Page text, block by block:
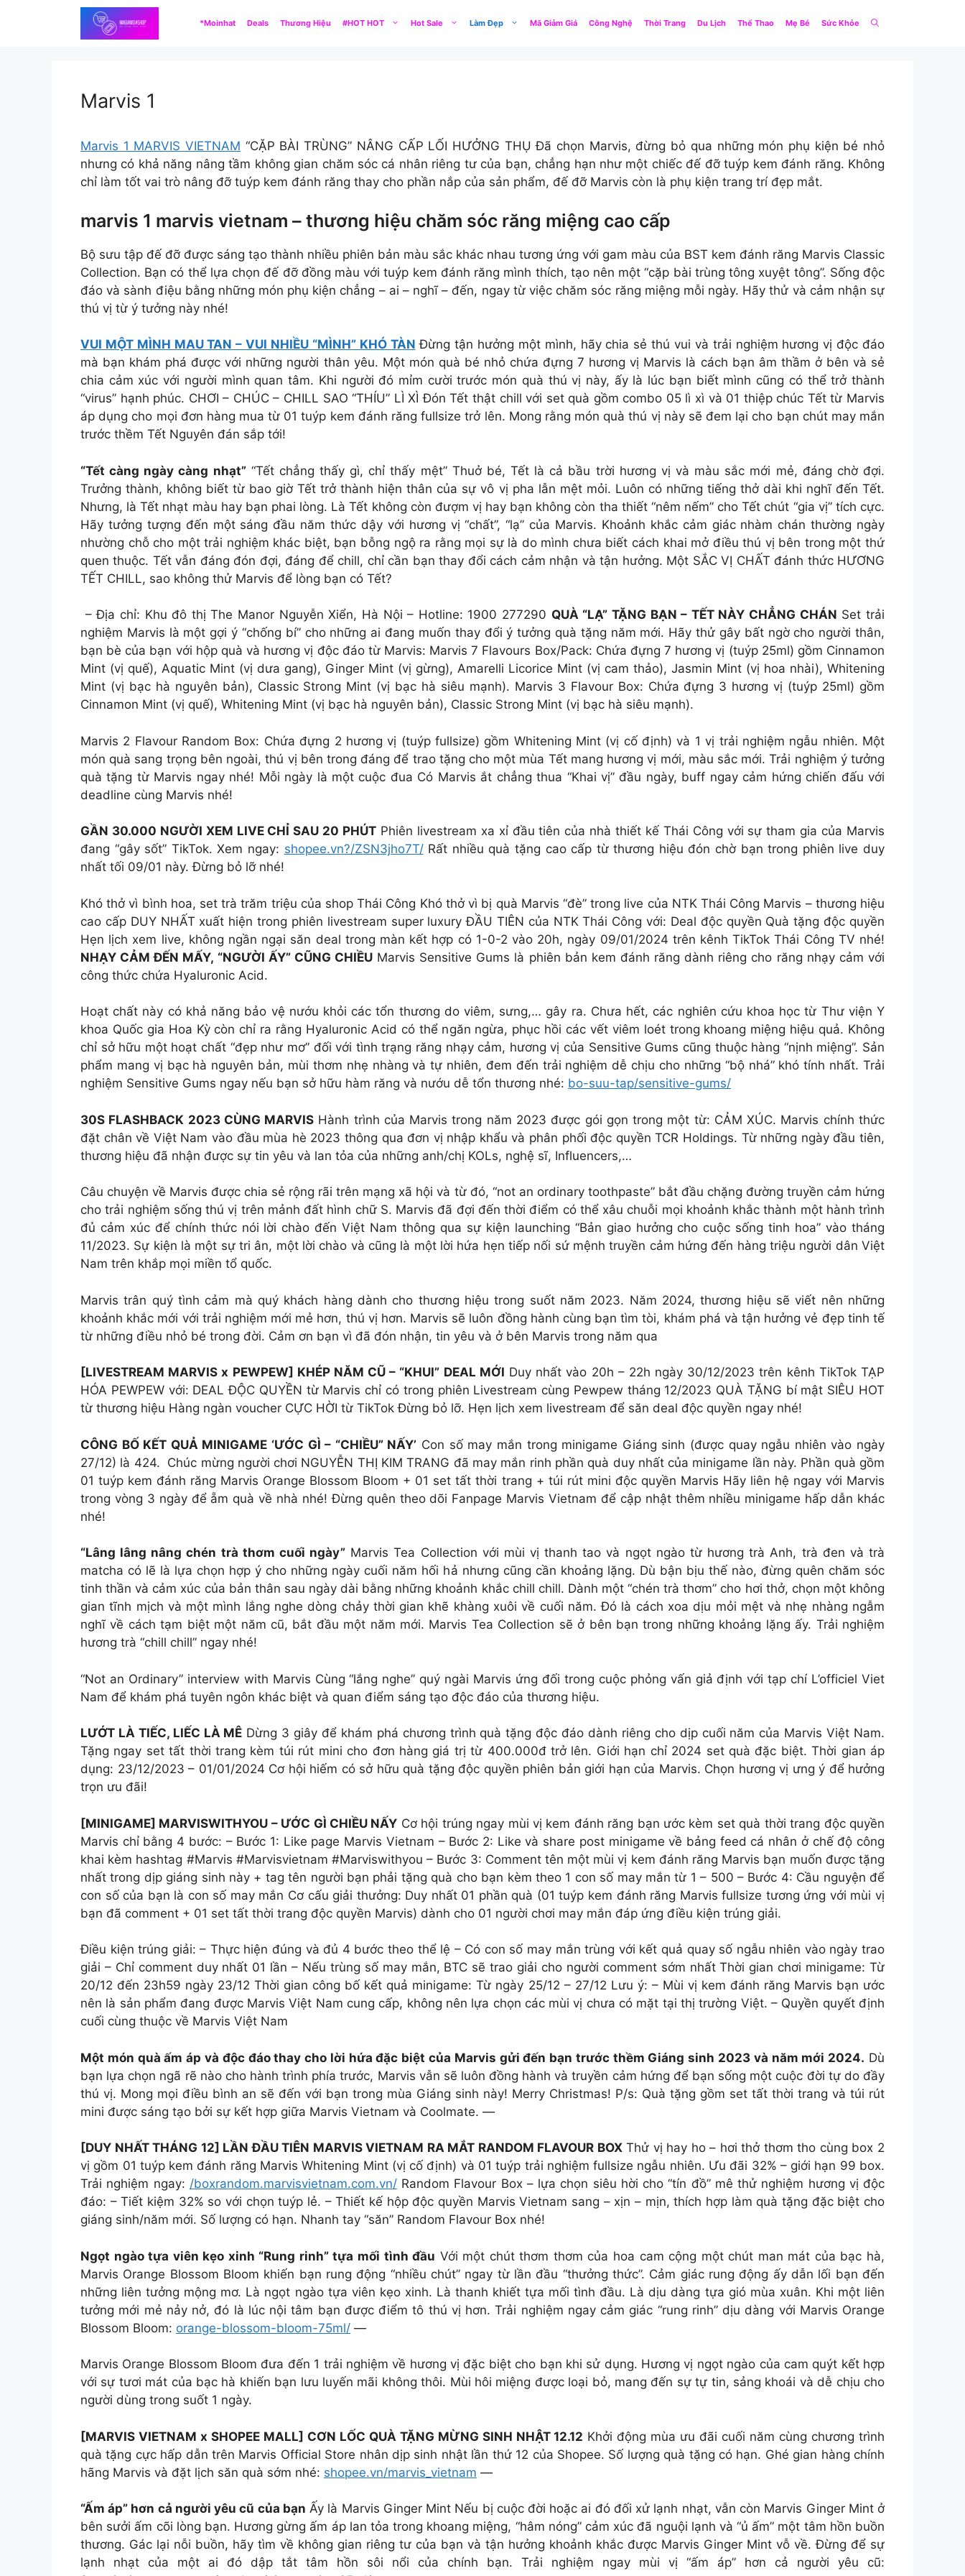
*Moinhat Deals Thương Hiệu #HOT HOT Hot Sale Làm Đẹp Mã Giảm Giá Công Nghệ Thời Trang Du Lịch Thể Thao Mẹ Bé Sức Khỏe
Marvis 1
Marvis 1 MARVIS VIETNAM “CẶP BÀI TRÙNG” NÂNG CẤP LỐI HƯỞNG THỤ Đã chọn Marvis, đừng bỏ qua những món phụ kiện bé nhỏ
nhưng có khả năng nâng tầm không gian chăm sóc cá nhân riêng tư của bạn, chẳng hạn như một chiếc đế đỡ tuýp kem đánh răng. Không
chỉ làm tốt vai trò nâng đỡ tuýp kem đánh răng thay cho phần nắp của sản phẩm, đế đỡ Marvis còn là phụ kiện trang trí đẹp mắt.
marvis 1 marvis vietnam – thương hiệu chăm sóc răng miệng cao cấp
Bộ sưu tập đế đỡ được sáng tạo thành nhiều phiên bản màu sắc khác nhau tương ứng với gam màu của BST kem đánh răng Marvis Classic
Collection. Bạn có thể lựa chọn đế đỡ đồng màu với tuýp kem đánh răng mình thích, tạo nên một “cặp bài trùng tông xuyệt tông”. Sống độc
đáo và sành điệu bằng những món phụ kiện chẳng – ai – nghĩ – đến, ngay từ việc chăm sóc răng miệng mỗi ngày. Hãy thử và cảm nhận sự
thú vị từ ý tưởng này nhé!
VUI MỘT MÌNH MAU TAN – VUI NHIỀU “MÌNH” KHÓ TÀN Đừng tận hưởng một mình, hãy chia sẻ thú vui và trải nghiệm hương vị độc đáo
mà bạn khám phá được với những người thân yêu. Một món quà bé nhỏ chứa đựng 7 hương vị Marvis là cách bạn âm thầm ở bên và sẻ
chia cảm xúc với người mình quan tâm. Khi người đó mỉm cười trước món quà thú vị này, ấy là lúc bạn biết mình cũng có thể trở thành
“virus” hạnh phúc. CHƠI – CHÚC – CHILL SAO “THÍU” LÌ XÌ Đón Tết thật chill với set quà gồm combo 05 lì xì và 01 thiệp chúc Tết từ Marvis
áp dụng cho mọi đơn hàng mua từ 01 tuýp kem đánh răng fullsize trở lên. Mong rằng món quà thú vị này sẽ đem lại cho bạn chút may mắn
trước thềm Tết Nguyên đán sắp tới!
“Tết càng ngày càng nhạt”“Tết chẳng thấy gì, chỉ thấy mệt” Thuở bé, Tết là cả bầu trời hương vị và màu sắc mới mẻ, đáng chờ đợi.
Trưởng thành, không biết từ bao giờ Tết trở thành hiện thân của sự vô vị pha lẫn mệt mỏi. Luôn có những tiếng thở dài khi nghĩ đến Tết.
Nhưng, là Tết nhạt màu hay bạn phai lòng. Là Tết không còn đượm vị hay bạn không còn tha thiết “nêm nếm” cho Tết chút “gia vị” tích cực.
Hãy tưởng tượng đến một sáng đầu năm thức dậy với hương vị “chất”, “lạ” của Marvis. Khoảnh khắc cảm giác nhàm chán thường ngày
nhường chỗ cho một trải nghiệm khác biệt, bạn bỗng ngộ ra rằng mọi sự là do mình chưa biết cách khai mở điều thú vị bên trong một thứ
quen thuộc. Tết vẫn đáng đón đợi, đáng để chill, chỉ cần bạn thay đổi cách cảm nhận và tận hưởng. Một SẮC VỊ CHẤT đánh thức HƯƠNG
TẾT CHILL, sao không thử Marvis để lòng bạn có Tết?
– Địa chỉ: Khu đô thị The Manor Nguyễn Xiển, Hà Nội – Hotline: 1900 277290 QUÀ “LẠ” TẶNG BẠN – TẾT NÀY CHẲNG CHÁN Set trải
nghiệm Marvis là một gợi ý “chống bí” cho những ai đang muốn thay đổi ý tưởng quà tặng năm mới. Hãy thử gây bất ngờ cho người thân,
bạn bè của bạn với hộp quà và hương vị độc đáo từ Marvis: Marvis 7 Flavours Box/Pack: Chứa đựng 7 hương vị (tuýp 25ml) gồm Cinnamon
Mint (vị quế), Aquatic Mint (vị dưa gang), Ginger Mint (vị gừng), Amarelli Licorice Mint (vị cam thảo), Jasmin Mint (vị hoa nhài), Whitening
Mint (vị bạc hà nguyên bản), Classic Strong Mint (vị bạc hà siêu mạnh). Marvis 3 Flavour Box: Chứa đựng 3 hương vị (tuýp 25ml) gồm
Cinnamon Mint (vị quế), Whitening Mint (vị bạc hà nguyên bản), Classic Strong Mint (vị bạc hà siêu mạnh).
Marvis 2 Flavour Random Box: Chứa đựng 2 hương vị (tuýp fullsize) gồm Whitening Mint (vị cố định) và 1 vị trải nghiệm ngẫu nhiên. Một
món quà sang trọng bên ngoài, thú vị bên trong đáng để trao tặng cho một mùa Tết mang hương vị mới, màu sắc mới. Trải nghiệm ý tưởng
quà tặng từ Marvis ngay nhé! Mỗi ngày là một cuộc đua Có Marvis ắt chẳng thua “Khai vị” đầu ngày, buff ngay cảm hứng chiến đấu với
deadline cùng Marvis nhé!
GẦN 30.000 NGƯỜI XEM LIVE CHỈ SAU 20 PHÚT Phiên livestream xa xỉ đầu tiên của nhà thiết kế Thái Công với sự tham gia của Marvis
đang “gây sốt” TikTok. Xem ngay: shopee.vn?/ZSN3jho7T/Rất nhiều quà tặng cao cấp từ thương hiệu đón chờ bạn trong phiên live duy
nhất tối 09/01 này. Đừng bỏ lỡ nhé!
Khó thở vì bình hoa, set trà trăm triệu của shop Thái Công Khó thở vì bị quà Marvis “đè” trong live của NTK Thái Công Marvis – thương hiệu
cao cấp DUY NHẤT xuất hiện trong phiên livestream super luxury ĐẦU TIÊN của NTK Thái Công với: Deal độc quyền Quà tặng độc quyền
Hẹn lịch xem live, không ngần ngại săn deal trong màn kết hợp có 1-0-2 vào 20h, ngày 09/01/2024 trên kênh TikTok Thái Công TV nhé!
NHẠY CẢM ĐẾN MẤY, “NGƯỜI ẤY” CŨNG CHIỀUMarvis Sensitive Gums là phiên bản kem đánh răng dành riêng cho răng nhạy cảm với
công thức chứa Hyaluronic Acid.
Hoạt chất này có khả năng bảo vệ nướu khỏi các tổn thương do viêm, sưng,… gây ra. Chưa hết, các nghiên cứu khoa học từ Thư viện Y
khoa Quốc gia Hoa Kỳ còn chỉ ra rằng Hyaluronic Acid có thể ngăn ngừa, phục hồi các vết viêm loét trong khoang miệng hiệu quả. Không
chỉ sở hữu một hoạt chất “đẹp như mơ” đối với tình trạng răng nhạy cảm, hương vị của Sensitive Gums cũng thuộc hàng “nịnh miệng”. Sản
phẩm mang vị bạc hà nguyên bản, mùi thơm nhẹ nhàng và tự nhiên, đem đến trải nghiệm dễ chịu cho những “bộ nhá” khó tính nhất. Trải
nghiệm Sensitive Gums ngay nếu bạn sở hữu hàm răng và nướu dễ tổn thương nhé: bo-suu-tap/sensitive-gums/
30S FLASHBACK 2023 CÙNG MARVIS Hành trình của Marvis trong năm 2023 được gói gọn trong một từ: CẢM XÚC. Marvis chính thức
đặt chân về Việt Nam vào đầu mùa hè 2023 thông qua đơn vị nhập khẩu và phân phối độc quyền TCR Holdings. Từ những ngày đầu tiên,
thương hiệu đã nhận được sự tin yêu và lan tỏa của những anh/chị KOLs, nghệ sĩ, Influencers,…
Câu chuyện về Marvis được chia sẻ rộng rãi trên mạng xã hội và từ đó, “not an ordinary toothpaste” bắt đầu chặng đường truyền cảm hứng
cho trải nghiệm sống thú vị trên mảnh đất hình chữ S. Marvis đã đợi đến thời điểm có thể xâu chuỗi mọi khoảnh khắc thành một hành trình
đủ cảm xúc để chính thức nói lời chào đến Việt Nam thông qua sự kiện launching “Bản giao hưởng cho cuộc sống tinh hoa” vào tháng
11/2023. Sự kiện là một sự tri ân, một lời chào và cũng là một lời hứa hẹn tiếp nối sứ mệnh truyền cảm hứng đến hàng triệu người dân Việt
Nam trên khắp mọi miền tổ quốc.
Marvis trân quý tình cảm mà quý khách hàng dành cho thương hiệu trong suốt năm 2023. Năm 2024, thương hiệu sẽ viết nên những
khoảnh khắc mới với trải nghiệm mới mẻ hơn, thú vị hơn. Marvis sẽ luôn đồng hành cùng bạn tìm tòi, khám phá và tận hưởng vẻ đẹp tinh tế
từ những điều nhỏ bé trong đời. Cảm ơn bạn vì đã đón nhận, tin yêu và ở bên Marvis trong năm qua
[LIVESTREAM MARVIS x PEWPEW] KHÉP NĂM CŨ – “KHUI” DEAL MỚI Duy nhất vào 20h – 22h ngày 30/12/2023 trên kênh TikTok TẠP
HÓA PEWPEW với: DEAL ĐỘC QUYỀN từ Marvis chỉ có trong phiên Livestream cùng Pewpew tháng 12/2023 QUÀ TẶNG bí mật SIÊU HOT
từ thương hiệu Hàng ngàn voucher CỰC HỜI từ TikTok Đừng bỏ lỡ. Hẹn lịch xem livestream để săn deal độc quyền ngay nhé!
CÔNG BỐ KẾT QUẢ MINIGAME ‘ƯỚC GÌ – “CHIỀU” NẤY’ Con số may mắn trong minigame Giáng sinh (được quay ngẫu nhiên vào ngày
27/12) là 424. ️ Chúc mừng người chơi NGUYỄN THỊ KIM TRANG đã may mắn rinh phần quà duy nhất của minigame lần này. Phần quà gồm
01 tuýp kem đánh răng Marvis Orange Blossom Bloom + 01 set tất thời trang + túi rút mini độc quyền Marvis Hãy liên hệ ngay với Marvis
trong vòng 3 ngày để ẵm quà về nhà nhé! Đừng quên theo dõi Fanpage Marvis Vietnam để cập nhật thêm nhiều minigame hấp dẫn khác
nhé!
“Lâng lâng nâng chén trà thơm cuối ngày” Marvis Tea Collection với mùi vị thanh tao và ngọt ngào từ hương trà Anh, trà đen và trà
matcha có lẽ là lựa chọn hợp ý cho những ngày cuối năm hối hả nhưng cũng cần khoảng lặng. Dù bận bịu thế nào, đừng quên chăm sóc
tinh thần và cảm xúc của bản thân sau ngày dài bằng những khoảnh khắc chill chill. Dành một “chén trà thơm” cho hơi thở, chọn một không
gian tĩnh mịch và một mình lắng nghe dòng chảy thời gian khẽ khàng xuôi về cuối năm. Đó là cách xoa dịu mỏi mệt và nhẹ nhàng ngẫm
nghĩ về cách tạm biệt một năm cũ, bắt đầu một năm mới. Marvis Tea Collection sẽ ở bên bạn trong những khoảng lặng ấy. Trải nghiệm
hương trà “chill chill” ngay nhé!
“Not an Ordinary” interview with Marvis Cùng “lắng nghe” quý ngài Marvis ứng đối trong cuộc phỏng vấn giả định với tạp chí L’officiel Viet
Nam để khám phá tuyên ngôn khác biệt và quan điểm sáng tạo độc đáo của thương hiệu.
LƯỚT LÀ TIẾC, LIẾC LÀ MÊ Dừng 3 giây để khám phá chương trình quà tặng độc đáo dành riêng cho dịp cuối năm của Marvis Việt Nam.
Tặng ngay set tất thời trang kèm túi rút mini cho đơn hàng giá trị từ 400.000đ trở lên. Giới hạn chỉ 2024 set quà đặc biệt. Thời gian áp
dụng: 23/12/2023 – 01/01/2024 Cơ hội hiếm có sở hữu quà tặng độc quyền phiên bản giới hạn của Marvis. Chọn hương vị ưng ý để hưởng
trọn ưu đãi!
[MINIGAME] MARVISWITHYOU – ƯỚC GÌ CHIỀU NẤY Cơ hội trúng ngay mùi vị kem đánh răng bạn ước kèm set quà thời trang độc quyền
Marvis chỉ bằng 4 bước: – Bước 1: Like page Marvis Vietnam – Bước 2: Like và share post minigame về bảng feed cá nhân ở chế độ công
khai kèm hashtag #Marvis #Marvisvietnam #Marviswithyou – Bước 3: Comment tên một mùi vị kem đánh răng Marvis bạn muốn được tặng
nhất trong dịp giáng sinh này + tag tên người bạn phải tặng quà cho bạn kèm theo 1 con số may mắn từ 1 – 500 – Bước 4: Cầu nguyện để
con số của bạn là con số may mắn Cơ cấu giải thưởng: Duy nhất 01 phần quà (01 tuýp kem đánh răng Marvis fullsize tương ứng với mùi vị
bạn đã comment + 01 set tất thời trang độc quyền Marvis) dành cho 01 người chơi may mắn đáp ứng điều kiện trúng giải.
Điều kiện trúng giải: – Thực hiện đúng và đủ 4 bước theo thể lệ – Có con số may mắn trùng với kết quả quay số ngẫu nhiên vào ngày trao
giải – Chỉ comment duy nhất 01 lần – Nếu trùng số may mắn, BTC sẽ trao giải cho người comment sớm nhất Thời gian chơi minigame: Từ
20/12 đến 23h59 ngày 23/12 Thời gian công bố kết quả minigame: Từ ngày 25/12 – 27/12 Lưu ý: – Mùi vị kem đánh răng Marvis bạn ước
nên là sản phẩm đang được Marvis Việt Nam cung cấp, không nên lựa chọn các mùi vị chưa có mặt tại thị trường Việt. – Quyền quyết định
cuối cùng thuộc về Marvis Việt Nam
Một món quà ấm áp và độc đáo thay cho lời hứa đặc biệt của Marvis gửi đến bạn trước thềm Giáng sinh 2023 và năm mới 2024. Dù
bạn lựa chọn ngã rẽ nào cho hành trình phía trước, Marvis vẫn sẽ luôn đồng hành và truyền cảm hứng để bạn sống một cuộc đời tự do đầy
thú vị. Mong mọi điều bình an sẽ đến với bạn trong mùa Giáng sinh này! Merry Christmas! P/s: Quà tặng gồm set tất thời trang và túi rút
mini được sáng tạo bởi sự kết hợp giữa Marvis Vietnam và Coolmate. —
[DUY NHẤT THÁNG 12] LẦN ĐẦU TIÊN MARVIS VIETNAM RA MẮT RANDOM FLAVOUR BOXThử vị hay ho – hơi thở thơm tho cùng box 2
vị gồm 01 tuýp kem đánh răng Marvis Whitening Mint (vị cố định) và 01 tuýp trải nghiệm fullsize ngẫu nhiên. Ưu đãi 32% – giới hạn 99 box.
Trải nghiệm ngay: /boxrandom.marvisvietnam.com.vn/Random Flavour Box – lựa chọn siêu hời cho “tín đồ” mê thử nghiệm hương vị độc
đáo: – Tiết kiệm 32% so với chọn tuýp lẻ. – Thiết kế hộp độc quyền Marvis Vietnam sang – xịn – mịn, thích hợp làm quà tặng đặc biệt cho
giáng sinh/năm mới. Số lượng có hạn. Nhanh tay “săn” Random Flavour Box nhé!
Ngọt ngào tựa viên kẹo xinh “Rung rinh” tựa mối tình đầu Với một chút thơm thơm của hoa cam cộng một chút man mát của bạc hà,
Marvis Orange Blossom Bloom khiến bạn rung động “nhiều chút” ngay từ lần đầu “thưởng thức”. Cảm giác rung động ấy dẫn lối bạn đến
những liên tưởng mộng mơ. Là ngọt ngào tựa viên kẹo xinh. Là thanh khiết tựa mối tình đầu. Là dịu dàng tựa gió mùa xuân. Khi một liên
tưởng mới mẻ nảy nở, đó là lúc nội tâm bạn được điểm tô thú vị hơn. Trải nghiệm ngay cảm giác “rung rinh” dịu dàng với Marvis Orange
Blossom Bloom: orange-blossom-bloom-75ml/ —
Marvis Orange Blossom Bloom đưa đến 1 trải nghiệm về hương vị đặc biệt cho bạn khi sử dụng. Hương vị ngọt ngào của cam quýt kết hợp
với sự tươi mát của bạc hà khiến bạn lưu luyến mãi không thôi. Mùi hôi miệng được loại bỏ, mang đến sự tự tin, sảng khoái và dễ chịu cho
người dùng trong suốt 1 ngày.
[MARVIS VIETNAM x SHOPEE MALL] CƠN LỐC QUÀ TẶNG MỪNG SINH NHẬT 12.12 Khởi động mùa ưu đãi cuối năm cùng chương trình
quà tặng cực hấp dẫn trên Marvis Official Store nhân dịp sinh nhật lần thứ 12 của Shopee. Số lượng quà tặng có hạn. Ghé gian hàng chính
hãng Marvis và đặt lịch săn quà sớm nhé: shopee.vn/marvis_vietnam —
“Ấm áp” hơn cả người yêu cũ của bạn Ấy là Marvis Ginger Mint Nếu bị cuộc đời hoặc ai đó đối xử lạnh nhạt, vẫn còn Marvis Ginger Mint ở
bên sưởi ấm cõi lòng bạn. Hương gừng ấm áp lan tỏa trong khoang miệng, “hâm nóng” cảm xúc đã nguội lạnh và “ủ ấm” một tâm hồn buồn
thương. Gác lại nỗi buồn, hãy tìm về không gian riêng tư của bạn và tận hưởng khoảnh khắc được Marvis Ginger Mint vỗ về. Đừng để sự
lạnh nhạt của một ai đó dập tắt tâm hồn sôi nổi của chính bạn. Trải nghiệm ngay mùi vị “ấm áp” hơn cả người yêu cũ: